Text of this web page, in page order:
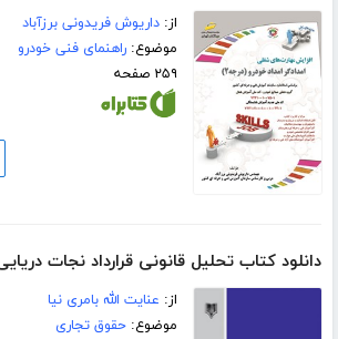
از:داریوش فریدونی برزآباد
موضوع:راهنمای فنی خودرو
۲۵۹ صفحه
دانلود کتاب تحلیل قانونی قرارداد نجات
از: عنایت الله بامری نیا
موضوع:حقوق تجاری